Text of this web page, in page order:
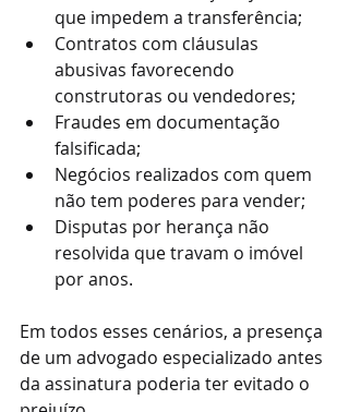
que impedem a transferência;
Contratos com cláusulas
abusivas favorecendo
construtoras ou vendedores;
Fraudes em documentação
falsificada;
Negócios realizados com quem
não tem poderes para vender;
Disputas por herança não
resolvida que travam o imóvel
por anos.
Em todos esses cenários, a presença
de um advogado especializado antes
da assinatura poderia ter evitado o